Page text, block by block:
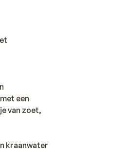
een
van zoet,
kraanwater